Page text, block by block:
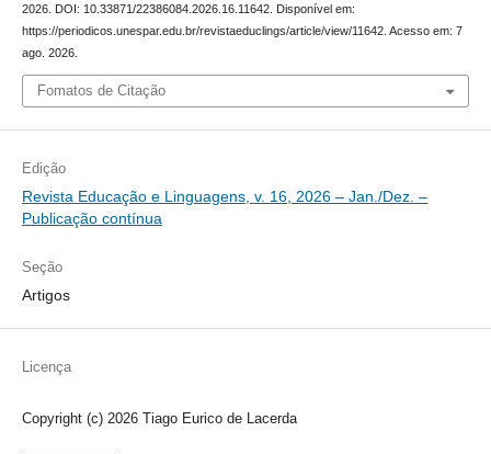
2026. DOI: 10.33871/22386084.2026.16.11642. Disponível em:
https://periodicos.unespar.edu.br/revistaeduclings/article/view/11642. Acesso em: 7
ago. 2026.
Fomatos de Citação
Edição
Revista Educação e Linguagens, v. 16, 2026 – Jan./Dez. –
Publicação contínua
Seção
Artigos
Licença
Copyright (c) 2026 Tiago Eurico de Lacerda